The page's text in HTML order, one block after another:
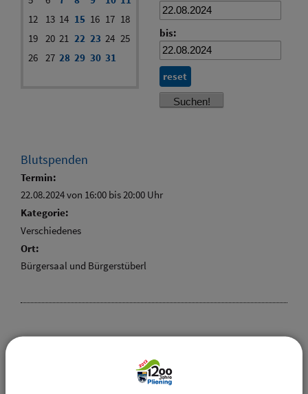
12
13 14 15 16 17 18
19 20 21 22 23 24 25
26 27 28 29 30 31
bis:
reset
Blutspenden
Termin:
22.08.2024 von 16:00 bis 20:00 Uhr
Kategorie:
Verschiedenes
Ort:
Bürgersaal und Bürgerstüberl
Vereinsangebote speziell für junge Leute